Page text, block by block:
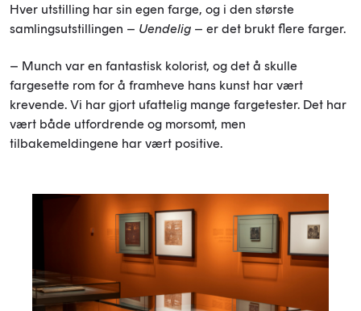
Hver utstilling har sin egen farge, og i den største
samlingsutstillingen – Uendelig – er det brukt flere farger.
– Munch var en fantastisk kolorist, og det å skulle
fargesette rom for å framheve hans kunst har vært
krevende. Vi har gjort ufattelig mange fargetester. Det har
vært både utfordrende og morsomt, men
tilbakemeldingene har vært positive.